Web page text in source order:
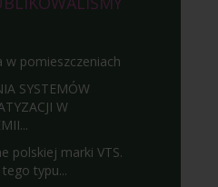
w pomieszczeniach
SYSTEMÓW
W
polskiej marki VTS.
typu...